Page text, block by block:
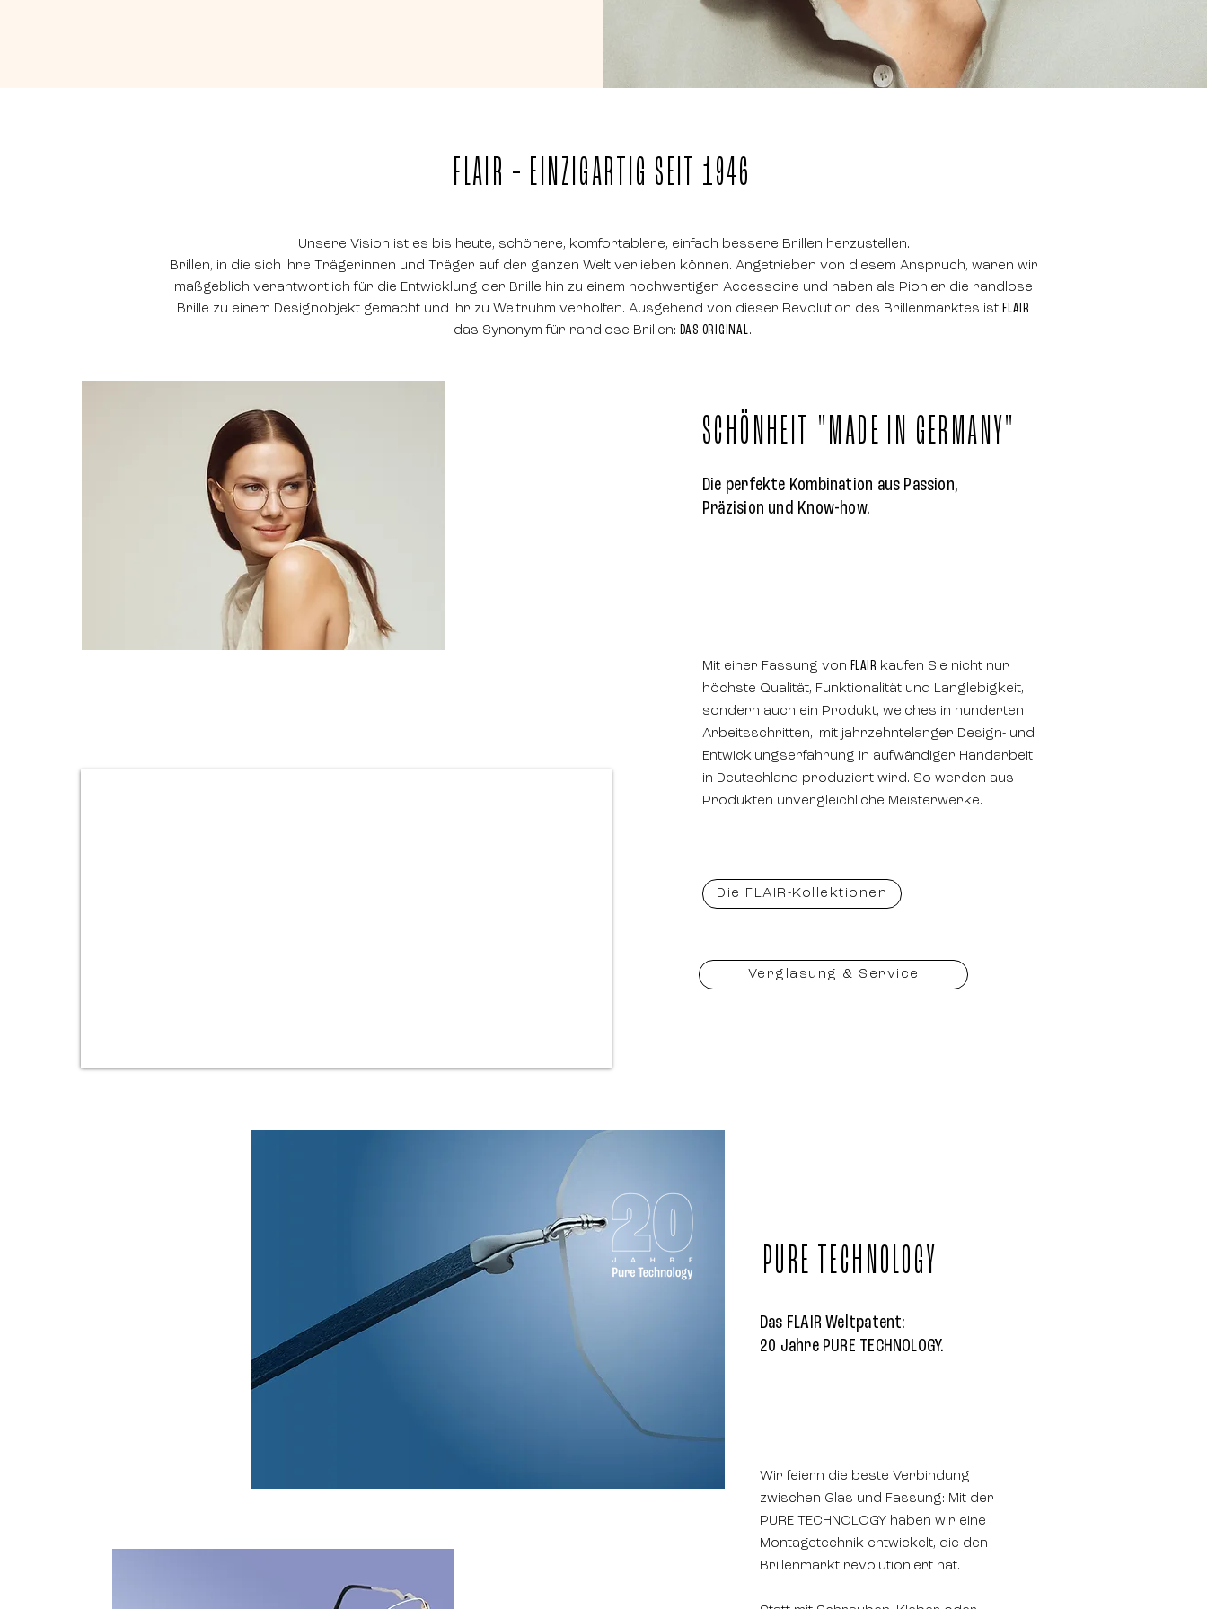
FLAIR – EINZIGARTIG SEIT 1946
Unsere Vision ist es bis heute, schönere, komfortablere, einfach bessere Brillen herzustellen.
Brillen, in die sich Ihre Trägerinnen und Träger auf der ganzen Welt verlieben können. Angetrieben von diesem Anspruch, waren wir
maßgeblich verantwortlich für die Entwicklung der Brille hin zu einem hochwertigen Accessoire und haben als Pionier die randlose
Brille zu einem Designobjekt gemacht und ihr zu Weltruhm verholfen. Ausgehend von dieser Revolution des Brillenmarktes istFLAIR
das Synonym für randlose Brillen: DAS ORIGINAL.
SCHÖNHEIT "MADE IN GERMANY"
Die perfekte Kombination aus Passion,
Präzision und Know-how.
Mit einer Fassung von FLAIR kaufen Sie nicht nur
höchste Qualität, Funktionalität und Langlebigkeit,
sondern auch ein Produkt, welches in hunderten
Arbeitsschritten, mit jahrzehntelanger Design- und
Entwicklungserfahrung in aufwändiger Handarbeit
in Deutschland produziert wird. So werden aus
Produkten unvergleichliche Meisterwerke.
Die FLAIR-Kollektionen
Verglasung & Service
PURE TECHNOLOGY
Das FLAIR Weltpatent:
20 Jahre PURE TECHNOLOGY.
Wir feiern die beste Verbindung
zwischen Glas und Fassung: Mit der
PURE TECHNOLOGY haben wir eine
Montagetechnik entwickelt, die den
Brillenmarkt revolutioniert hat.